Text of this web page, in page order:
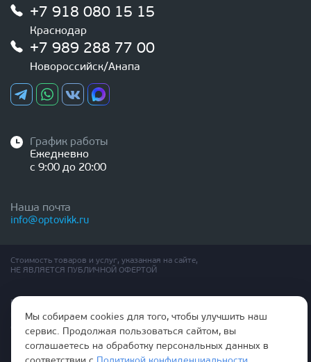
+7 918 080 15 15
Краснодар
+7 989 288 77 00
Новороссийск/Анапа
График работы
Ежедневно
с 9:00 до 20:00
Наша почта
info@optovikk.ru
Стоимость товаров и услуг, указанная на сайте,
НЕ ЯВЛЯЕТСЯ ПУБЛИЧНОЙ ОФЕРТОЙ
Правила эксплутации входных и межкомнатных дверей
Политика обработки персональных данных
Согласие на обработку персональных данных
Мы собираем cookies для того, чтобы улучшить наш
сервис. Продолжая пользоваться сайтом, вы
соглашаетесь на обработку персональных данных в